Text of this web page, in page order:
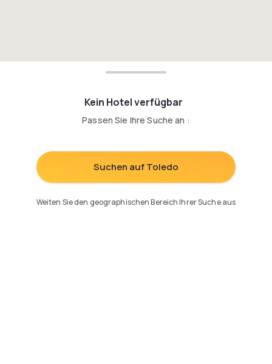
Kein Hotel verfügbar
Passen Sie Ihre Suche an :
Suchen auf Toledo
Weiten Sie den geographischen Bereich Ihrer Suche aus